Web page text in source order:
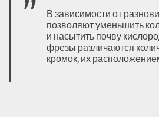
В зависимости от
позволяют уменьшить
и насытить почву
фрезы различаются
кромок, их